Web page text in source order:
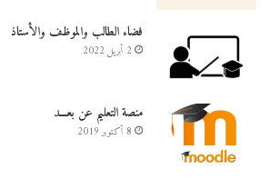
فضاء الطالب والموظف والأستاذ
2 أبريل 2022
منصة التعليم عن بعـــد
8 أكتوبر 2019